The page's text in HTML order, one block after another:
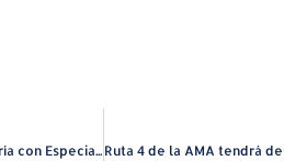
Estudiantes de Doctorado en Práctica de Enfermería con Especialidad en Anestesia de la Escuela de Enfermería de Ciencias Médicas reciben sus Batas Blancas